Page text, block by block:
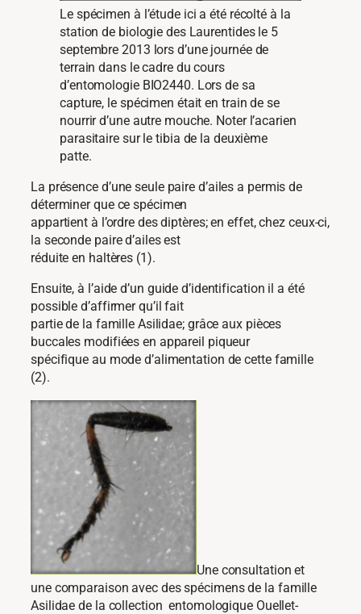
Le spécimen à l’étude ici a été récolté à la
station de biologie des Laurentides le 5
septembre 2013 lors d’une journée de
terrain dans le cadre du cours
d’entomologie BIO2440. Lors de sa
capture, le spécimen était en train de se
nourrir d’une autre mouche. Noter l’acarien
parasitaire sur le tibia de la deuxième
patte.
La présence d’une seule paire d’ailes a permis de
déterminer que ce spécimen
appartient à l’ordre des diptères; en effet, chez ceux-ci,
la seconde paire d’ailes est
réduite en haltères (1).
Ensuite, à l’aide d’un guide d’identification il a été
possible d’affirmer qu’il fait
partie de la famille Asilidae; grâce aux pièces
buccales modifiées en appareil piqueur
spécifique au mode d’alimentation de cette famille
(2).
Une consultation et
une comparaison avec des spécimens de la famille
Asilidae de la collection entomologique Ouellet-